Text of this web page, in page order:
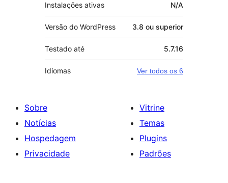
Instalações ativas N/A
Versão do WordPress 3.8 ou superior
Testado até 5.7.16
Idiomas Ver todos os 6
Sobre
Notícias
Hospedagem
Privacidade
Vitrine
Temas
Plugins
Padrões